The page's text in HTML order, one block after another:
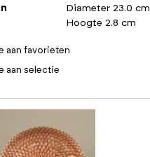
Diameter 23.0 cm
Hoogte 2.8 cm
aan favorieten
aan selectie